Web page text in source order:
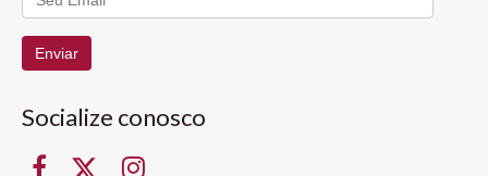
Enviar
Socialize conosco